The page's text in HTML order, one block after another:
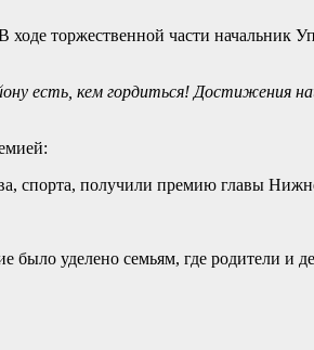
торжественной части начальник
есть, кем гордиться! Достижения
спорта, получили премию главы
было уделено семьям, где родители и